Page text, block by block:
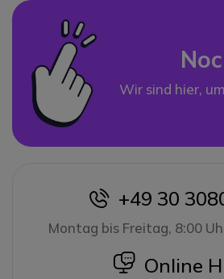
Wir sind hier,
icon
+49 30
Montag bis Freitag, 8:00
icon
Online